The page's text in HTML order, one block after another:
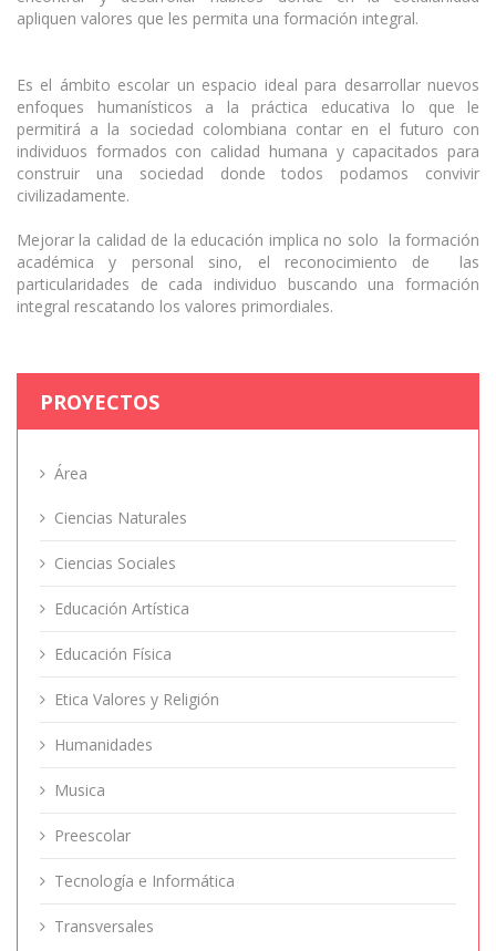
apliquen valores que les permita una formación integral.
Es el ámbito escolar un espacio ideal para desarrollar nuevos
enfoques humanísticos a la práctica educativa lo que le
permitirá a la sociedad colombiana contar en el futuro con
individuos formados con calidad humana y capacitados para
construir una sociedad donde todos podamos convivir
civilizadamente.
Mejorar la calidad de la educación implica no solo la formación
académica y personal sino, el reconocimiento de las
particularidades de cada individuo buscando una formación
integral rescatando los valores primordiales.
PROYECTOS
Área
Ciencias Naturales
Ciencias Sociales
Educación Artística
Educación Física
Etica Valores y Religión
Humanidades
Musica
Preescolar
Tecnología e Informática
Transversales